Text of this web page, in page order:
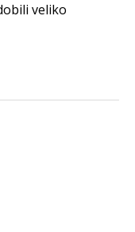
veliko